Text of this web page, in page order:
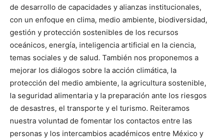
de desarrollo de capacidades y alianzas institucionales,
con un enfoque en clima, medio ambiente, biodiversidad,
gestión y protección sostenibles de los recursos
oceánicos, energía, inteligencia artificial en la ciencia,
temas sociales y de salud. También nos proponemos a
mejorar los diálogos sobre la acción climática, la
protección del medio ambiente, la agricultura sostenible,
la seguridad alimentaria y la preparación ante los riesgos
de desastres, el transporte y el turismo. Reiteramos
nuestra voluntad de fomentar los contactos entre las
personas y los intercambios académicos entre México y